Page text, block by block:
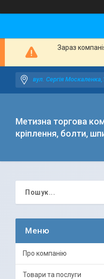
Зараз
вул. Сергія
Метизна торгова
кріплення, болти,
Про компанію
Товари та послуги